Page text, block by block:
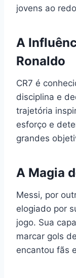
jovens ao
A
Ronaldo
CR7 é
disciplina e
trajetória
esforço e
grandes
A Magia
Messi, por
elogiado por
jogo. Sua
marcar gols
encantou fãs